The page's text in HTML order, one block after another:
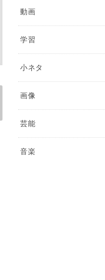
動画
学習
小ネタ
画像
芸能
音楽